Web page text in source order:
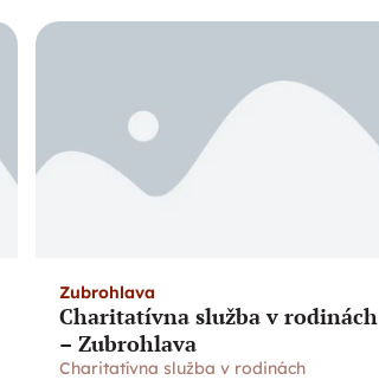
Zubrohlava
Charitatívna služba v rodinách
– Zubrohlava
Charitatívna služba v rodinách